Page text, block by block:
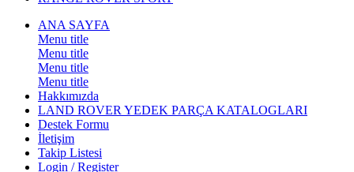
ANA SAYFA
Menu title
Menu title
Menu title
Menu title
Hakkımızda
LAND ROVER YEDEK PARÇA KATALOGLARI
Destek Formu
İletişim
Takip Listesi
Login / Register